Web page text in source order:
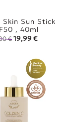
20,23 €.
Skin Sun Stick
, 40ml
€ Original price
19,99 €Η